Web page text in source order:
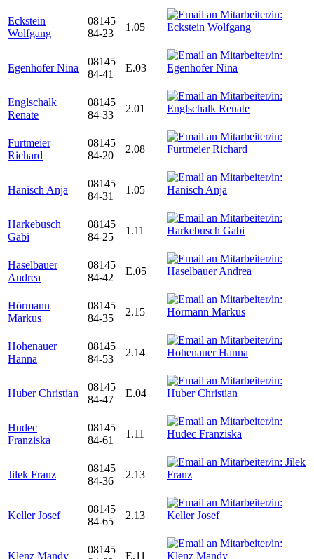
Eckstein
Wolfgang
08145
84-23
1.05
Egenhofer Nina
08145
84-41
E.03
Englschalk
Renate
08145
84-33
2.01
Furtmeier
Richard
08145
84-20
2.08
Hanisch Anja
08145
84-31
1.05
Harkebusch
Gabi
08145
84-25
1.11
Haselbauer
Andrea
08145
84-42
E.05
Hörmann
Markus
08145
84-35
2.15
Hohenauer
Hanna
08145
84-53
2.14
Huber Christian
08145
84-47
E.04
Hudec
Franziska
08145
84-61
1.11
Jilek Franz
08145
84-36
2.13
Keller Josef
08145
84-65
2.13
Klenz Mandy
08145
E.11